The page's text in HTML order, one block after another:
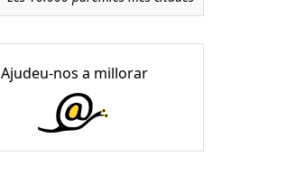
Ajudeu-nos a millorar